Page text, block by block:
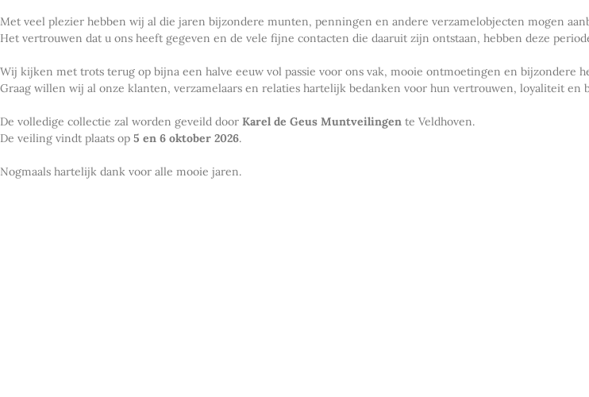
Met veel plezier hebben wij al die jaren bijzondere munten, penningen en andere verzamelobjecten mogen
Het vertrouwen dat u ons heeft gegeven en de vele fijne contacten die daaruit zijn ontstaan, hebben deze
Wij kijken met trots terug op bijna een halve eeuw vol passie voor ons vak, mooie ontmoetingen en bijzondere
Graag willen wij al onze klanten, verzamelaars en relaties hartelijk bedanken voor hun vertrouwen, loyaliteit en
De volledige collectie zal worden geveild door Karel de Geus Muntveilingen te Veldhoven.
De veiling vindt plaats op 5 en 6 oktober 2026.
Nogmaals hartelijk dank voor alle mooie jaren.